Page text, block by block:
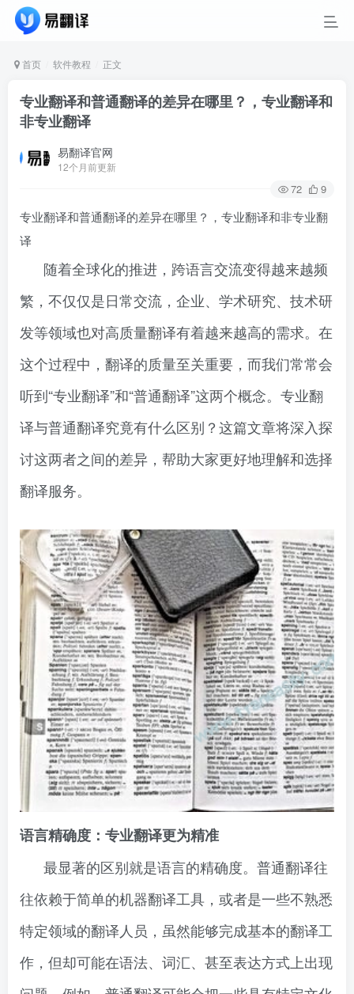
首页 软件教程 正文
专业翻译和普通翻译的差异在哪里？，专业翻译和
非专业翻译
易翻译官网
12个月前更新
72 9
专业翻译和普通翻译的差异在哪里？，专业翻译和非专业翻
译
随着全球化的推进，跨语言交流变得越来越频
繁，不仅仅是日常交流，企业、学术研究、技术研
发等领域也对高质量翻译有着越来越高的需求。在
这个过程中，翻译的质量至关重要，而我们常常会
听到“专业翻译”和“普通翻译”这两个概念。专业翻
译与普通翻译究竟有什么区别？这篇文章将深入探
讨这两者之间的差异，帮助大家更好地理解和选择
翻译服务。
语言精确度：专业翻译更为精准
最显著的区别就是语言的精确度。普通翻译往
往依赖于简单的机器翻译工具，或者是一些不熟悉
特定领域的翻译人员，虽然能够完成基本的翻译工
作，但却可能在语法、词汇、甚至表达方式上出现